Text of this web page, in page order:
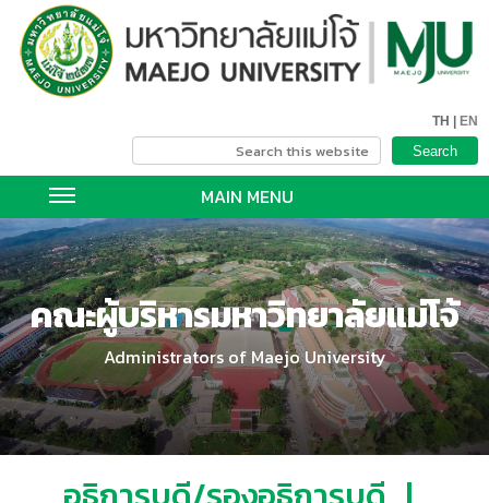
TH | EN
MAIN MENU
คณะผู้บริหารมหาวิทยาลัยแม่โจ้
Administrators of Maejo University